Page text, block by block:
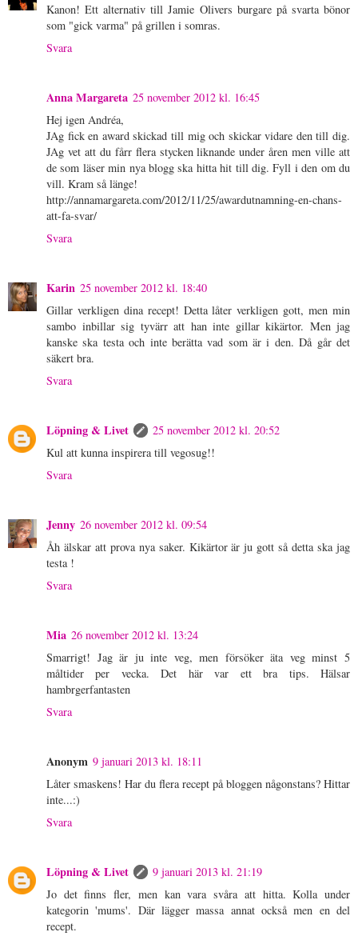
Kanon! Ett alternativ till Jamie Olivers burgare på svarta bönor
som "gick varma" på grillen i somras.
Svara
Anna Margareta 25 november 2012 kl. 16:45
Hej igen Andréa,
JAg fick en award skickad till mig och skickar vidare den till dig.
JAg vet att du fårr flera stycken liknande under åren men ville att
de som läser min nya blogg ska hitta hit till dig. Fyll i den om du
vill. Kram så länge!
http://annamargareta.com/2012/11/25/awardutnamning-en-chans-
att-fa-svar/
Svara
Karin 25 november 2012 kl. 18:40
Gillar verkligen dina recept! Detta låter verkligen gott, men min
sambo inbillar sig tyvärr att han inte gillar kikärtor. Men jag
kanske ska testa och inte berätta vad som är i den. Då går det
säkert bra.
Svara
Löpning & Livet
25 november 2012 kl. 20:52
Kul att kunna inspirera till vegosug!!
Svara
Jenny 26 november 2012 kl. 09:54
Åh älskar att prova nya saker. Kikärtor är ju gott så detta ska jag
testa !
Svara
Mia 26 november 2012 kl. 13:24
Smarrigt! Jag är ju inte veg, men försöker äta veg minst 5
måltider per vecka. Det här var ett bra tips. Hälsar
hambrgerfantasten
Svara
Anonym 9 januari 2013 kl. 18:11
Låter smaskens! Har du flera recept på bloggen någonstans? Hittar
inte...:)
Svara
Löpning & Livet
9 januari 2013 kl. 21:19
Jo det finns fler, men kan vara svåra att hitta. Kolla under
kategorin 'mums'. Där lägger massa annat också men en del
recept.